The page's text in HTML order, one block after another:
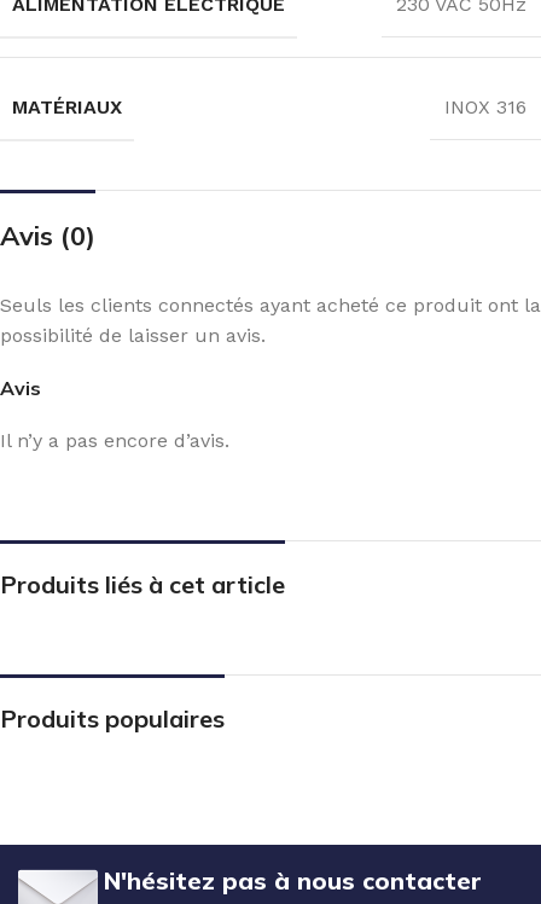
MATÉRIAUX INOX 316
Avis (0)
Avis
Il n’y a pas encore d’avis.
Seuls les clients connectés ayant acheté ce produit ont la
possibilité de laisser un avis.
Produits liés à cet article
Produits populaires
N'hésitez pas à nous contacter